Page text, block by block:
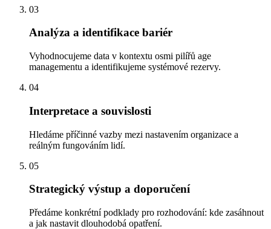
03
Analýza a identifikace bariér
Vyhodnocujeme data v kontextu osmi pilířů age
managementu a identifikujeme systémové rezervy.
04
Interpretace a souvislosti
Hledáme příčinné vazby mezi nastavením organizace a
reálným fungováním lidí.
05
Strategický výstup a doporučení
Předáme konkrétní podklady pro rozhodování: kde zasáhnout
a jak nastavit dlouhodobá opatření.